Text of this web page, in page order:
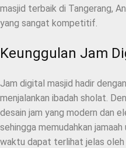
masjid terbaik di Tangerang,
yang sangat kompetitif.
Keunggulan Jam
Jam digital masjid hadir
menjalankan ibadah sholat.
desain jam yang modern dan
sehingga memudahkan
waktu dapat terlihat jelas oleh